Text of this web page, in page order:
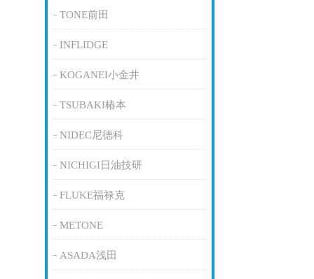
TONE前田
INFLIDGE
KOGANEI小金井
TSUBAKI椿本
NIDEC尼德科
NICHIGI日油技研
FLUKE福禄克
METONE
ASADA浅田